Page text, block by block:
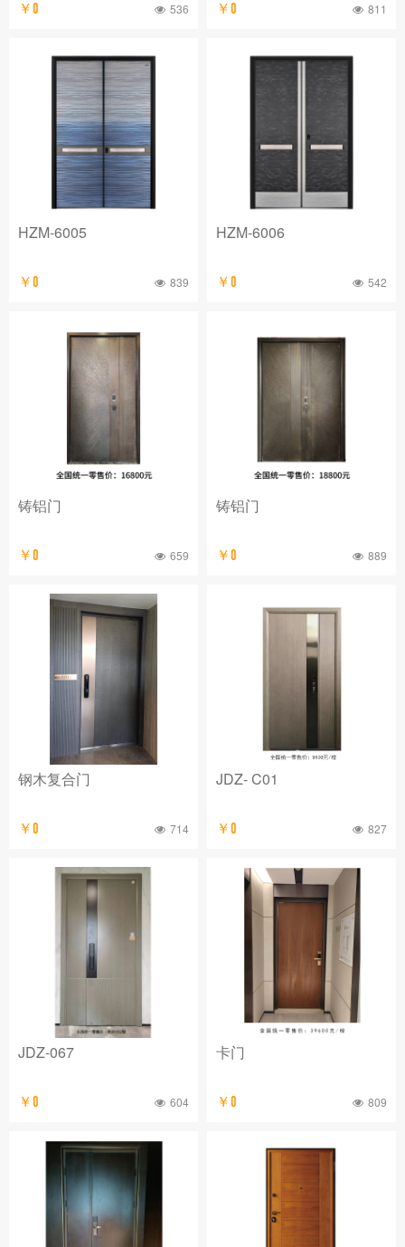
￥0 536 ￥0 811
HZM-6005
￥0 839
HZM-6006
￥0 542
铸铝门
￥0 659
铸铝门
￥0 889
钢木复合门
￥0 714
JDZ- C01
￥0 827
JDZ-067
￥0 604
卡门
￥0 809